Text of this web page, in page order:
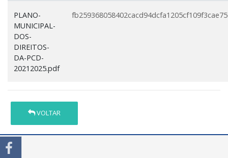
PLANO-
MUNICIPAL-
DOS-
DIREITOS-
DA-PCD-
20212025.pdf
fb259368058402cacd94dcfa1205cf109f3cae75
VOLTAR